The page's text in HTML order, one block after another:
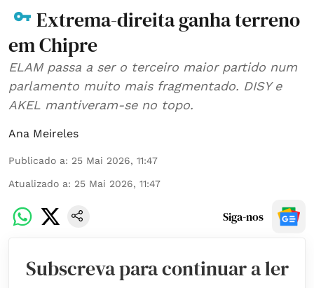
Extrema-direita ganha terreno
em Chipre
ELAM passa a ser o terceiro maior partido num
parlamento muito mais fragmentado. DISY e
AKEL mantiveram-se no topo.
Ana Meireles
Publicado a: 25 Mai 2026, 11:47
Atualizado a: 25 Mai 2026, 11:47
Siga-nos
Subscreva para continuar a ler